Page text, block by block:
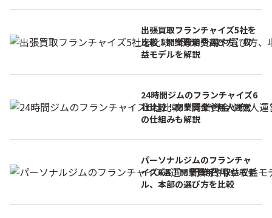
出張買取フランチャイズ5社を
比較！開業費用や選び方、収
益モデルを解説
24時間ジムのフランチャイズ6
社比較！開業資金や無人運営
の仕組みも解説
パーソナルジムのフランチャ
イズ6選！開業費用や収益モデ
ル、本部の選び方を比較